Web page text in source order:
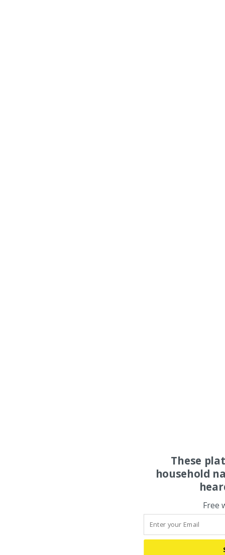
These
household
Free